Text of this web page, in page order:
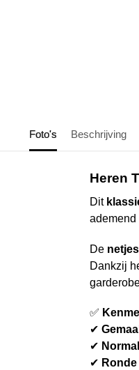
Foto's Beschrijving
Heren
Dit
ademend
De
Dankzij
✅
✔
✔
✔